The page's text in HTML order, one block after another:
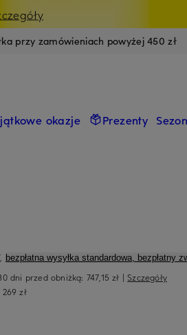
przy zamówieniach powyżej 450 zł
okazje Prezenty
bezpłatna wysyłka standardowa, bezpłatny
dni przed obniżką: 747,15 zł |Szczegóły
269 zł